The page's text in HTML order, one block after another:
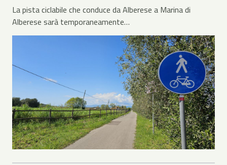
La pista ciclabile che conduce da Alberese a Marina di
Alberese sarà temporaneamente…